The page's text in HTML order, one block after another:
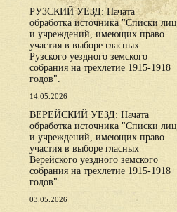
РУЗСКИЙ УЕЗД: Начата
обработка источника "Списки лиц
и учреждений, имеющих право
участия в выборе гласных
Рузского уездного земского
собрания на трехлетие 1915-1918
годов".
14.05.2026
ВЕРЕЙСКИЙ УЕЗД: Начата
обработка источника "Списки лиц
и учреждений, имеющих право
участия в выборе гласных
Верейского уездного земского
собрания на трехлетие 1915-1918
годов".
03.05.2026